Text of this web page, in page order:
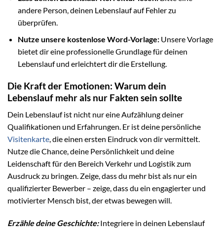
andere Person, deinen Lebenslauf auf Fehler zu
überprüfen.
Nutze unsere kostenlose Word-Vorlage:Unsere Vorlage
bietet dir eine professionelle Grundlage für deinen
Lebenslauf und erleichtert dir die Erstellung.
Die Kraft der Emotionen: Warum dein
Lebenslauf mehr als nur Fakten sein sollte
Dein Lebenslauf ist nicht nur eine Aufzählung deiner
Qualifikationen und Erfahrungen. Er ist deine persönliche
Visitenkarte, die einen ersten Eindruck von dir vermittelt.
Nutze die Chance, deine Persönlichkeit und deine
Leidenschaft für den Bereich Verkehr und Logistik zum
Ausdruck zu bringen. Zeige, dass du mehr bist als nur ein
qualifizierter Bewerber – zeige, dass du ein engagierter und
motivierter Mensch bist, der etwas bewegen will.
Erzähle deine Geschichte:Integriere in deinen Lebenslauf